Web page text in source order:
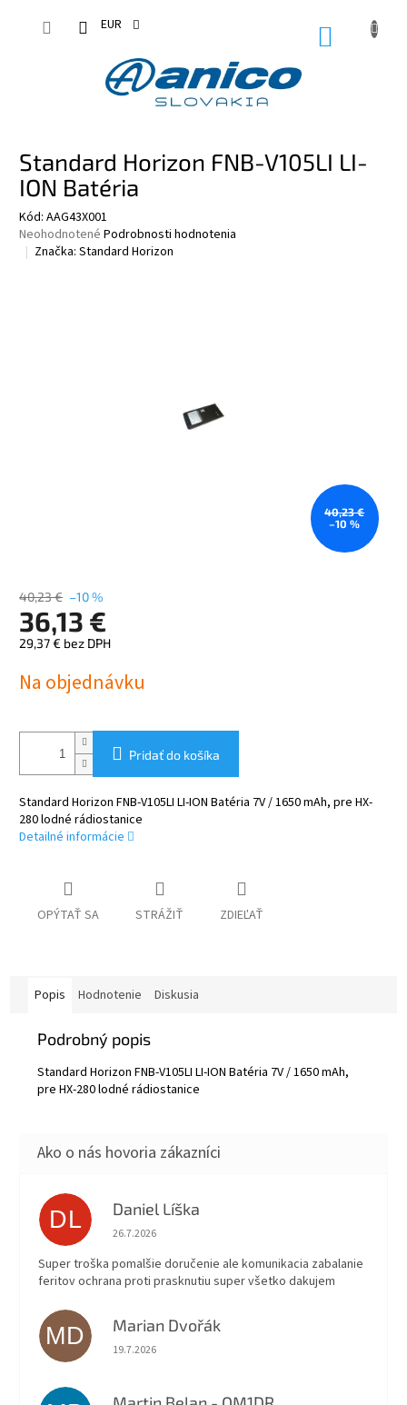
EUR
Standard Horizon FNB-V105LI LI-
ION Batéria
Kód: AAG43X001
Priemerné
hodnotenie
Neohodnotené Podrobnosti hodnotenia
Značka: Standard Horizon
40,23 €
–10 %
40,23 € –10 %
36,13 €
29,37 € bez DPH
cena:
Na objednávku
Pridať do košíka
Standard Horizon FNB-V105LI LI-ION Batéria 7V / 1650 mAh, pre HX-
280 lodné rádiostanice
Detailné informácie
OPÝTAŤ SA STRÁŽIŤ ZDIEĽAŤ
Popis Hodnotenie Diskusia
Podrobný popis
Standard Horizon FNB-V105LI LI-ION Batéria 7V / 1650 mAh,
pre HX-280 lodné rádiostanice
DL Daniel Líška
Hodnotenie obchodu je 5 z 5 hviezdičiek.
26.7.2026
Super troška pomalšie doručenie ale komunikacia zabalanie
feritov ochrana proti prasknutiu super všetko dakujem
MD Marian Dvořák
Hodnotenie obchodu je 5 z 5 hviezdičiek.
19.7.2026